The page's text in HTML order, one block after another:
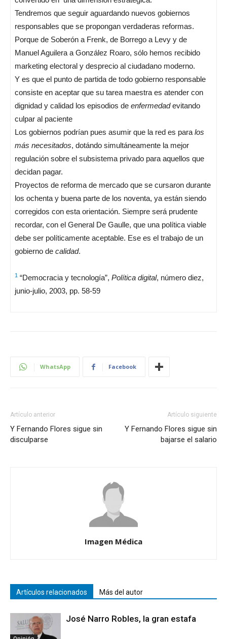
Tendremos que seguir aguardando nuevos gobiernos
responsables que se propongan verdaderas reformas.
Porque de Soberón a Frenk, de Borrego a Levy y de
Manuel Aguilera a González Roaro, sólo hemos recibido
marketing electoral y desprecio al ciudadano moderno.
Y es que el punto de partida de todo gobierno responsable
consiste en aceptar que su tarea maestra es atender con
dignidad y calidad los episodios de enfermedadevitando
culpar al paciente
Los gobiernos podrían pues asumir que la red es para los
más necesitados, dotándo simultáneamente la mejor
regulación sobre el subsistema privado para aquellos que
decidan pagar.
Proyectos de reforma de mercado que se cursaron durante
los ochenta y buena parte de los noventa, ya están siendo
corregidos con esta orientación. Siempre será prudente
recordar, con el General De Gaulle, que una política viable
debe ser políticamente aceptable. Ese es el trabajo de un
gobierno de calidad.
1 “Democracia y tecnología”, Política digital, número diez,
junio-julio, 2003, pp. 58-59
WhatsApp Facebook
Artículo anterior
Y Fernando Flores sigue sin
disculparse
Artículo siguiente
Y Fernando Flores sigue sin
bajarse el salario
Imagen Médica
Artículos relacionados Más del autor
José Narro Robles, la gran estafa